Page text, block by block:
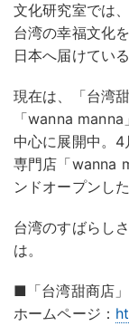
文化研究室では
台湾の幸福文化
日本へ届けている
現在は、「台湾
「wanna
中心に展開中。
専門店「wanna
ンドオープンした
台湾のすばらし
は。
■「台湾甜商店」
ホームページ：